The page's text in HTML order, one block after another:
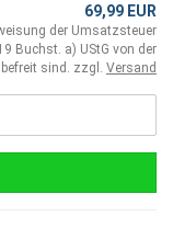
69,99 EUR
der Umsatzsteuer
Buchst. a) UStG von der
sind. zzgl. Versand